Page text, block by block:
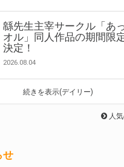
緜先生主宰サークル「あ
オル」同人作品の期間限
決定！
2026.08.04
続きを表示(デイリー)
人
せ